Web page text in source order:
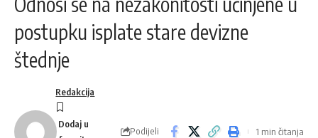
postupku isplate stare devizne
štednje
Redakcija
Podijeli 1 min čitanja